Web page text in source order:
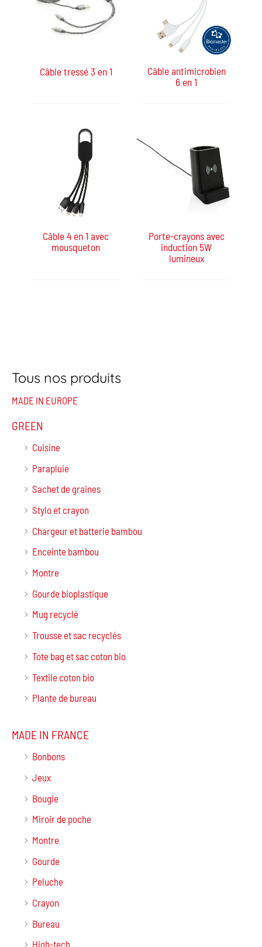
Tous nos produits
MADE IN EUROPE
GREEN
Cuisine
Parapluie
Sachet de graines
Stylo et crayon
Chargeur et batterie bambou
Enceinte bambou
Montre
Gourde bioplastique
Mug recyclé
Trousse et sac recyclés
Tote bag et sac coton bio
Textile coton bio
Plante de bureau
MADE IN FRANCE
Bonbons
Jeux
Bougie
Miroir de poche
Montre
Gourde
Peluche
Crayon
Bureau
High-tech
Câble tressé 3 en 1
Câble antimicrobien
6 en 1
Câble 4 en 1 avec
mousqueton
Porte-crayons avec
induction 5W
lumineux